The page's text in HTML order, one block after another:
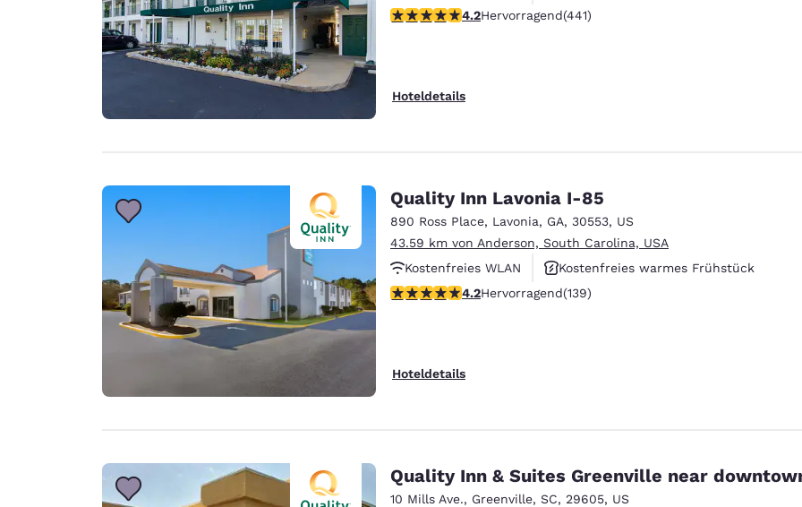
Haustierfreundlich
4.2-Sterne-Bewertung. Hervorragend. 441 Bewertungen
4.2Hervorragend(441)
Hoteldetails
Quality Inn Lavonia I-85
890 Ross Place, Lavonia, GA, 30553, US
43.59 km von Anderson, South Carolina, USA
Kostenfreies WLAN
Kostenfreies warmes Frühstück
Rauchfrei
4.24-Sterne-Bewertung. Hervorragend. 139 Bewertungen
4.2Hervorragend(139)
Hoteldetails
Quality Inn & Suites Greenville near
10 Mills Ave., Greenville, SC, 29605, US